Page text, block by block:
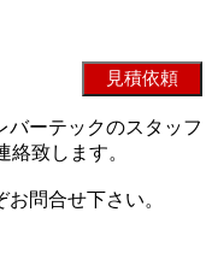
バーテックのスタッフ
絡致します。
問合せ下さい。